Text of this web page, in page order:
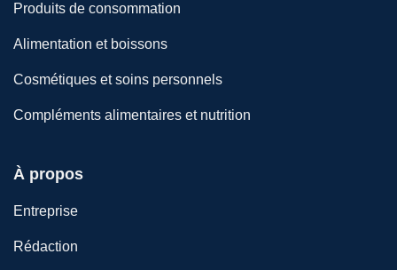
Produits de consommation
Alimentation et boissons
Cosmétiques et soins personnels
Compléments alimentaires et nutrition
À propos
Entreprise
Rédaction